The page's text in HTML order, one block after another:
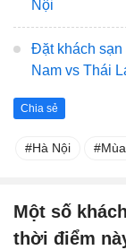
Nội
Đặt khách
Nam vs Thái
Chia sẻ
Hà Nội
Một số
thời điểm